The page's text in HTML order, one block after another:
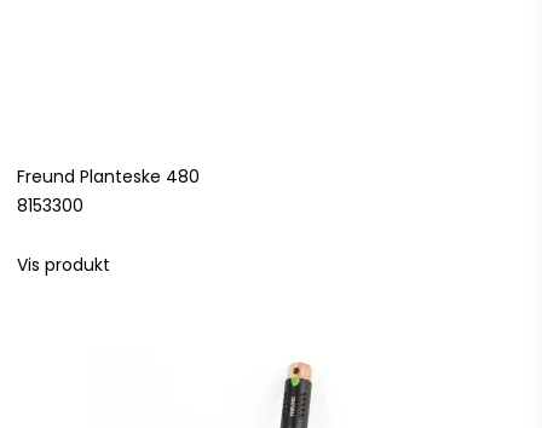
Freund Planteske 480
8153300
Vis produkt